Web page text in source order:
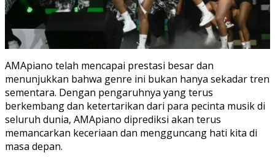
AMApiano telah mencapai prestasi besar dan
menunjukkan bahwa genre ini bukan hanya sekadar tren
sementara. Dengan pengaruhnya yang terus
berkembang dan ketertarikan dari para pecinta musik di
seluruh dunia, AMApiano diprediksi akan terus
memancarkan keceriaan dan mengguncang hati kita di
masa depan.